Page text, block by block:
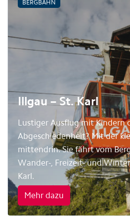
BERGBAHN
Illgau – St. Karl
Lustiger Ausflug mit Kindern
Abgeschiedenheit? Mit der
mittendrin. Sie fährt vom
Wander-, Freizeit- und
Karl.
Mehr dazu